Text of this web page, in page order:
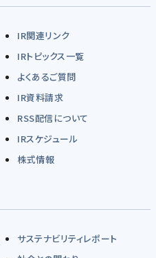
IR関連リンク
IRトピックス一覧
よくあるご質問
IR資料請求
RSS配信について
IRスケジュール
株式情報
サステナビリティレポート